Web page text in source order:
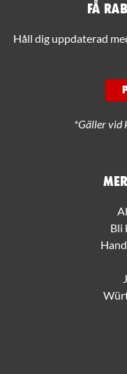
Bli
Få
Håll dig uppdaterad
*Gäller vid